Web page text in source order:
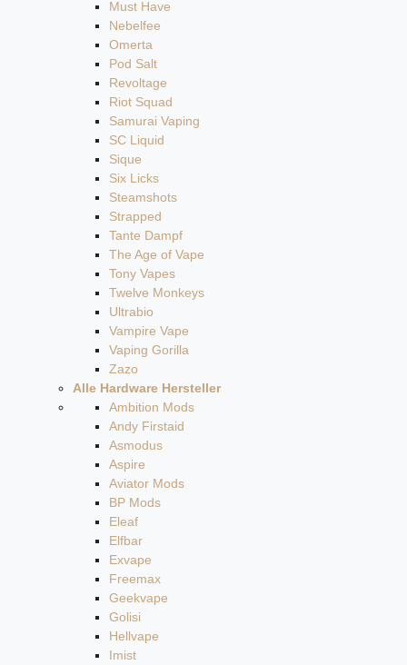
Must Have
Nebelfee
Omerta
Pod Salt
Revoltage
Riot Squad
Samurai Vaping
SC Liquid
Sique
Six Licks
Steamshots
Strapped
Tante Dampf
The Age of Vape
Tony Vapes
Twelve Monkeys
Ultrabio
Vampire Vape
Vaping Gorilla
Zazo
Alle Hardware Hersteller
Ambition Mods
Andy Firstaid
Asmodus
Aspire
Aviator Mods
BP Mods
Eleaf
Elfbar
Exvape
Freemax
Geekvape
Golisi
Hellvape
Imist